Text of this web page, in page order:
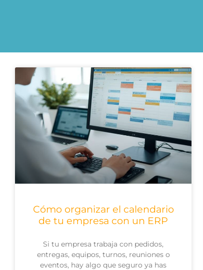
Cómo organizar el calendario
de tu empresa con un ERP
Si tu empresa trabaja con pedidos,
entregas, equipos, turnos, reuniones o
eventos, hay algo que seguro ya has